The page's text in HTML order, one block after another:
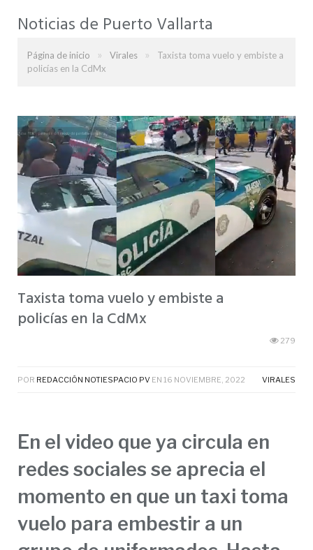
Noticias de Puerto Vallarta
Página de inicio » Virales »
Taxista toma vuelo y embiste a
policías en la CdMx
Taxista toma vuelo y embiste a
policías en la CdMx
279
POR REDACCIÓN NOTIESPACIO PV EN 16 NOVIEMBRE, 2022 VIRALES
En el video que ya circula en
redes sociales se aprecia el
momento en que un taxi toma
vuelo para embestir a un